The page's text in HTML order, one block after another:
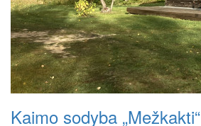
Kaimo sodyba „Mežkakti“